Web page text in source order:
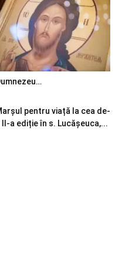
pentru viață la cea de-
II-a ediție în s. Lucășeuca,...